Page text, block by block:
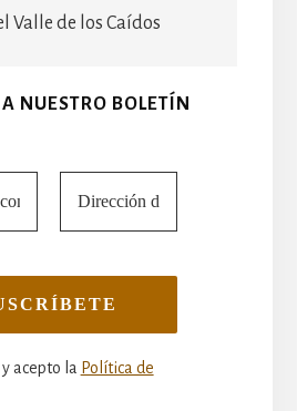
Valle de los Caídos
NUESTRO BOLETÍN
acepto la Política de